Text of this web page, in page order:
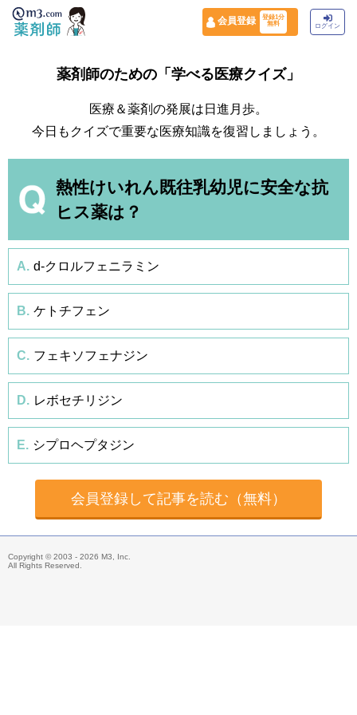
会員登録
登録1分
無料
ログイン
薬剤師のための「学べる医療クイズ」
医療＆薬剤の発展は日進月歩。
今日もクイズで重要な医療知識を復習しましょう。
熱性けいれん既往乳幼児に安全な抗
ヒス薬は？
A. d-クロルフェニラミン
B. ケトチフェン
C. フェキソフェナジン
D. レボセチリジン
E. シプロヘプタジン
会員登録して記事を読む（無料）
Copyright © 2003 - 2026 M3, Inc.
All Rights Reserved.